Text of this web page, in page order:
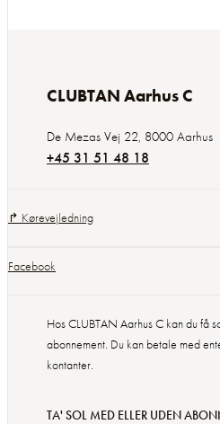
CLUBTAN Aarhus C
De Mezas Vej 22, 8000 Aarhus
+45 31 51 48 18
↱ Kørevejledning
Facebook
Hos CLUBTAN Aarhus C kan du få
abonnement. Du kan betale med
kontanter.
TA' SOL MED ELLER UDEN